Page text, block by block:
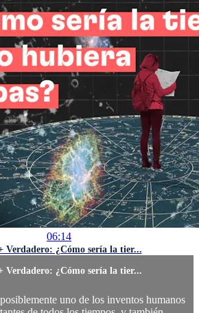
06:14
Verdadero: ¿Cómo sería la tier...
Verdadero: ¿Cómo sería la tier...
uno de los inventos humanos